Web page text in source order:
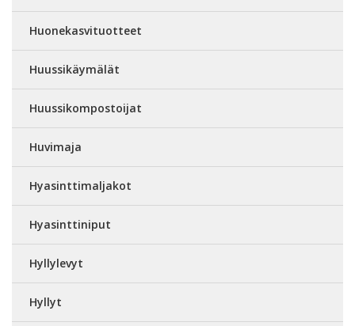
Huonekasvituotteet
Huussikäymälät
Huussikompostoijat
Huvimaja
Hyasinttimaljakot
Hyasinttiniput
Hyllylevyt
Hyllyt